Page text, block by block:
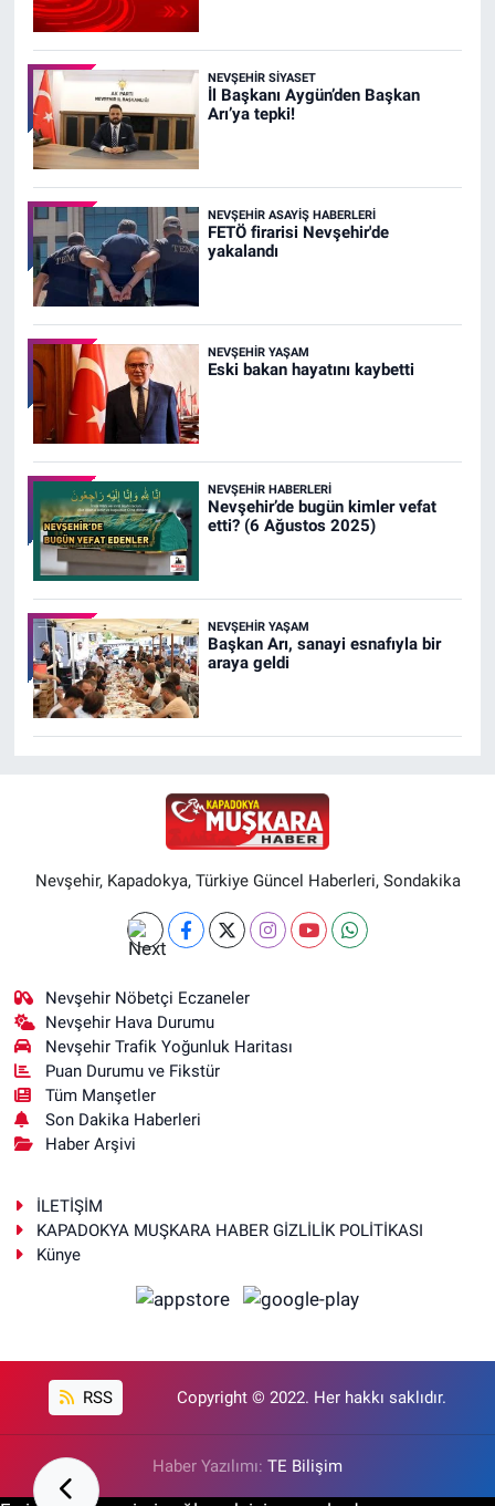
NEVŞEHIR SIYASET
İl Başkanı Aygün’den Başkan
Arı’ya tepki!
NEVŞEHIR ASAYIŞ HABERLERI
FETÖ firarisi Nevşehir'de
yakalandı
NEVŞEHIR YAŞAM
Eski bakan hayatını kaybetti
NEVŞEHIR HABERLERI
Nevşehir’de bugün kimler vefat
etti? (6 Ağustos 2025)
NEVŞEHIR YAŞAM
Başkan Arı, sanayi esnafıyla bir
araya geldi
Nevşehir, Kapadokya, Türkiye Güncel Haberleri, Sondakika
Nevşehir Nöbetçi Eczaneler
Nevşehir Hava Durumu
Nevşehir Trafik Yoğunluk Haritası
Puan Durumu ve Fikstür
Tüm Manşetler
Son Dakika Haberleri
Haber Arşivi
İLETİŞİM
KAPADOKYA MUŞKARA HABER GİZLİLİK POLİTİKASI
Künye
RSS Copyright © 2022. Her hakkı saklıdır.
Haber Yazılımı: TE Bilişim